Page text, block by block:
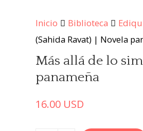
Inicio Biblioteca
(Sahida Ravat) | Novela
Más allá de lo
panameña
16.00 USD